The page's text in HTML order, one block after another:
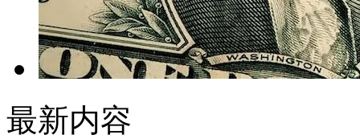
最新内容